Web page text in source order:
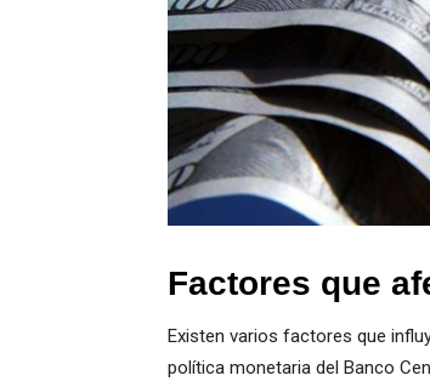
Factores que
Existen varios factores que
política monetaria del Banco